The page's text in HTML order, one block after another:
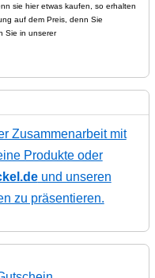
sie hier etwas kaufen, so erhalten
auf dem Preis, denn Sie
Sie in unserer
Zusammenarbeit mit
Produkte oder
und unseren
zu präsentieren.